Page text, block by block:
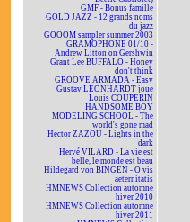
GMF - Bonus famille
GOLD JAZZ - 12 grands noms
du jazz
GOOOM sampler summer 2003
GRAMOPHONE 01/10 -
Andrew Litton on Gershwin
Grant Lee BUFFALO - Honey
don't think
GROOVE ARMADA - Easy
Gustav LEONHARDT joue
Louis COUPERIN
HANDSOME BOY
MODELING SCHOOL - The
world's gone mad
Hector ZAZOU - Lights in the
dark
Hervé VILARD - La vie est
belle, le monde est beau
Hildegard von BINGEN - O vis
aeternitatis
HMNEWS Collection automne
hiver 2010
HMNEWS Collection automne
hiver 2011